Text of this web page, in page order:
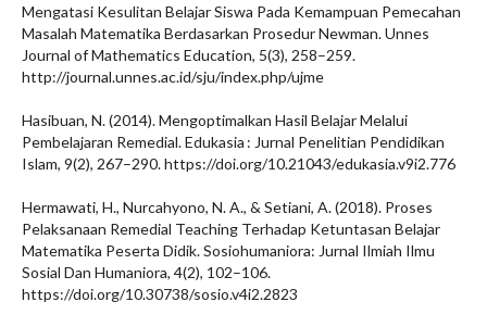
Mengatasi Kesulitan Belajar Siswa Pada Kemampuan Pemecahan
Masalah Matematika Berdasarkan Prosedur Newman. Unnes
Journal of Mathematics Education, 5(3), 258–259.
http://journal.unnes.ac.id/sju/index.php/ujme
Hasibuan, N. (2014). Mengoptimalkan Hasil Belajar Melalui
Pembelajaran Remedial. Edukasia : Jurnal Penelitian Pendidikan
Islam, 9(2), 267–290. https://doi.org/10.21043/edukasia.v9i2.776
Hermawati, H., Nurcahyono, N. A., & Setiani, A. (2018). Proses
Pelaksanaan Remedial Teaching Terhadap Ketuntasan Belajar
Matematika Peserta Didik. Sosiohumaniora: Jurnal Ilmiah Ilmu
Sosial Dan Humaniora, 4(2), 102–106.
https://doi.org/10.30738/sosio.v4i2.2823